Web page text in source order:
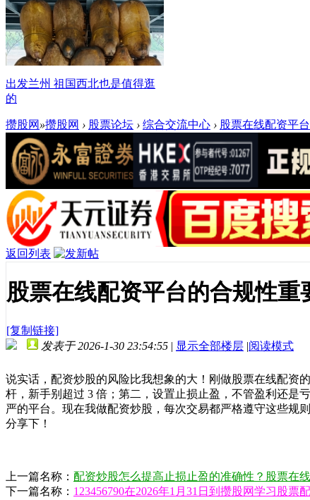
出发兰州 祖国西北也是值得逛
的
攒股网 »攒股网 › 股票论坛 › 综合交流中心 › 股票在线配资平
返回列表
股票在线配资平台的合规性重
[复制链接]
发表于 2026-1-30 23:54:55 | 显示全部楼层 |阅读模式
说实话，配资炒股的风险比我想象的大！刚做股票在线配资
杆，新手别超过 3 倍；第二，设置止损止盈，不管盈利还是
严的平台。现在我做配资炒股，每次交易都严格遵守这些规
分享下！
上一篇名称： 配资炒股怎么提高止损止盈的准确性？股票在
下一篇名称： 123456790在2026年1月31日到攒股网学习股票